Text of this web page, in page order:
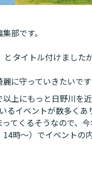
部です。
タイトル付けました
に守っていきたいです
上にもっと日野川を
イベントが数多くあ
てくるそうなので、
時〜）でイベントの